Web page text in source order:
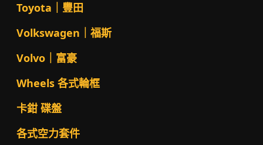
Toyota｜豐田
Volkswagen｜福斯
Volvo｜富豪
Wheels 各式輪框
卡鉗 碟盤
各式空力套件